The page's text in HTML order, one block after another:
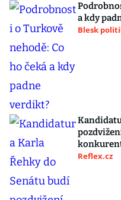
a kdy
Blesk
Reflex.cz